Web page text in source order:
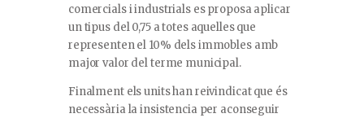
comercials i industrials es proposa aplicar
un tipus del 0,75 a totes aquelles que
representen el 10% dels immobles amb
major valor del terme municipal.
Finalment els units han reivindicat que és
necessària la insistencia per aconseguir